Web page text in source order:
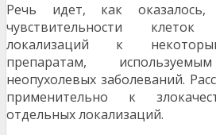
Речь идет, как оказалось,
чувствительности
локализаций к
препаратам,
неопухолевых заболеваний.
применительно к
отдельных локализаций.